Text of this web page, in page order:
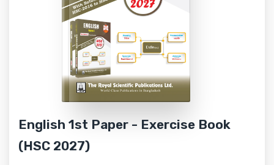
English 1st Paper - Exercise Book
(HSC 2027)